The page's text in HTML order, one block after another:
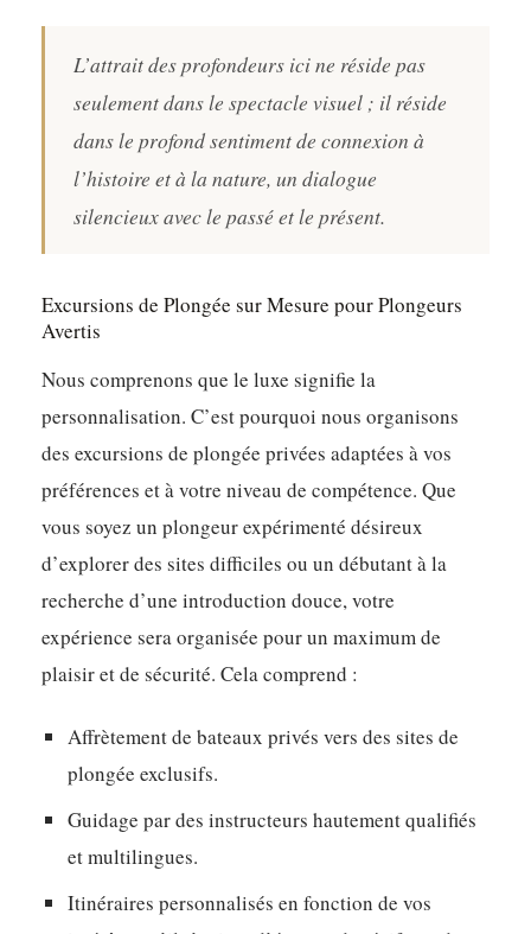
L’attrait des profondeurs ici ne réside pas
seulement dans le spectacle visuel ; il réside
dans le profond sentiment de connexion à
l’histoire et à la nature, un dialogue
silencieux avec le passé et le présent.
Excursions de Plongée sur Mesure pour Plongeurs
Avertis
Nous comprenons que le luxe signifie la
personnalisation. C’est pourquoi nous organisons
des excursions de plongée privées adaptées à vos
préférences et à votre niveau de compétence. Que
vous soyez un plongeur expérimenté désireux
d’explorer des sites difficiles ou un débutant à la
recherche d’une introduction douce, votre
expérience sera organisée pour un maximum de
plaisir et de sécurité. Cela comprend :
Affrètement de bateaux privés vers des sites de
plongée exclusifs.
Guidage par des instructeurs hautement qualifiés
et multilingues.
Itinéraires personnalisés en fonction de vos